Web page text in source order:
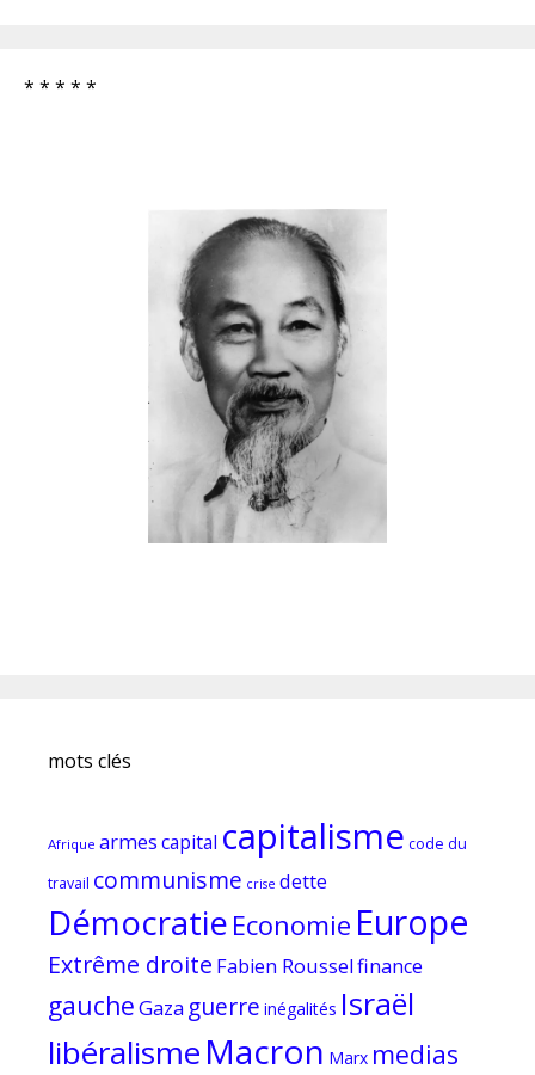
* * * * *
mots clés
Afrique armescapital capitalisme code du
travail communisme crise dette
Démocratie Economie Europe
Extrême droite Fabien Rousselfinance
gaucheGaza guerre inégalités Israël
libéralismeMacron Marx medias